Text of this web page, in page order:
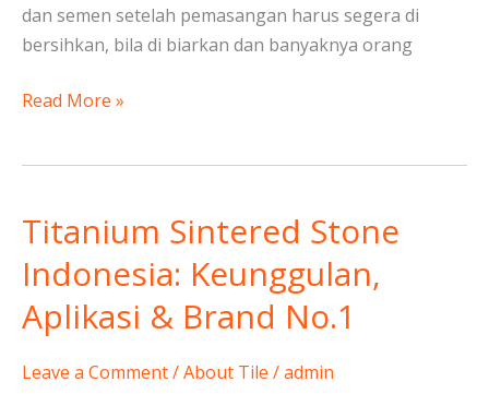
dan semen setelah pemasangan harus segera di
bersihkan, bila di biarkan dan banyaknya orang
Read More »
Titanium Sintered Stone
Indonesia: Keunggulan,
Aplikasi & Brand No.1
Leave a Comment/About Tile /admin
Titanium
Stone
Indonesia:
Keunggulan,
Aplikasi